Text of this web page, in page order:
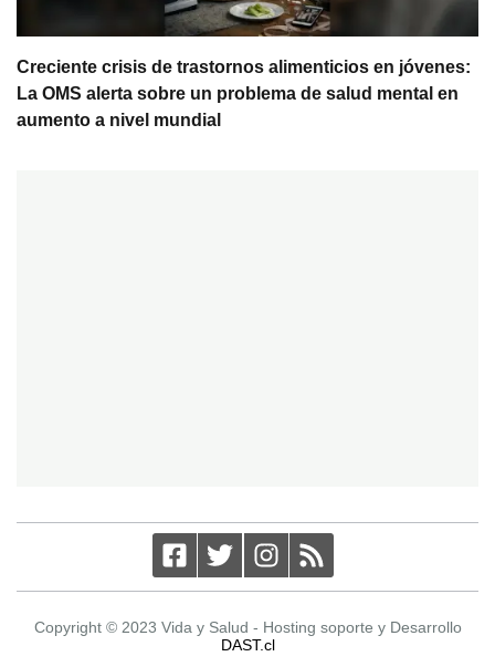
Creciente crisis de trastornos alimenticios en jóvenes:
La OMS alerta sobre un problema de salud mental en
aumento a nivel mundial
Copyright © 2023 Vida y Salud - Hosting soporte y Desarrollo
DAST.cl